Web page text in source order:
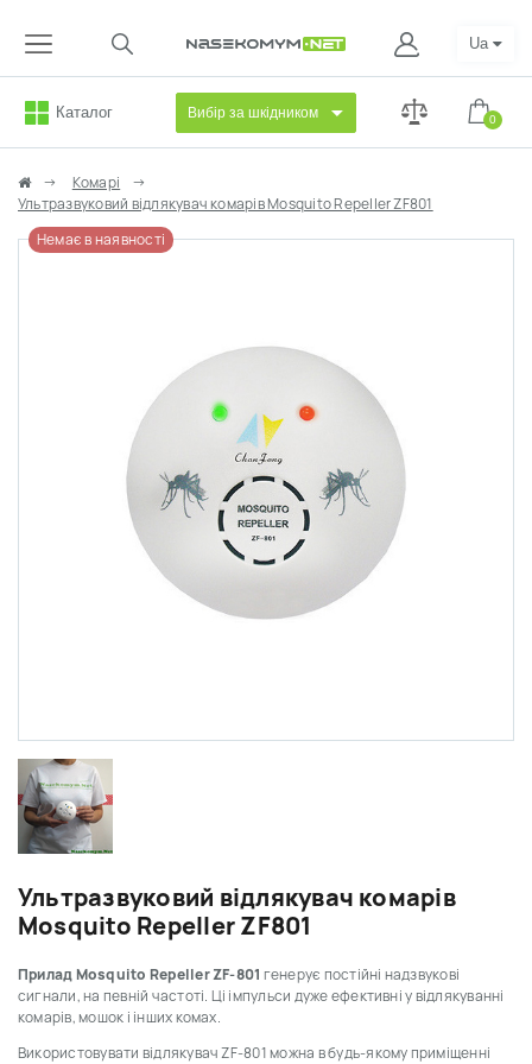
Каталог Вибір за шкідником 0
Ua
Комарі
Ультразвуковий відлякувач комарів Mosquito Repeller ZF801
Немає в наявності
Ультразвуковий відлякувач комарів
Mosquito Repeller ZF801
Прилад Mosquito Repeller ZF-801 генерує постійні надзвукові
сигнали, на певній частоті. Ці імпульси дуже ефективні у відлякуванні
комарів, мошок і інших комах.
Використовувати відлякувач ZF-801 можна в будь-якому приміщенні